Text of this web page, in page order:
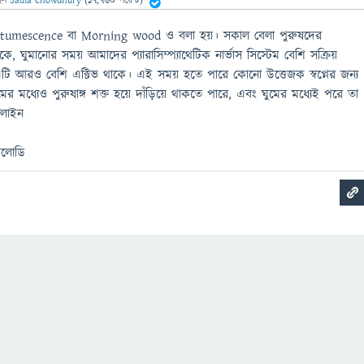
বা Morning wood ও বলা হয়। সকাল বেলা পুরুষদের
ঘুমানোর সময় আমাদের প্যারাসিম্প্যাথেটিক নার্ভাস সিস্টেম বেশি সক্রিয়
আরও বেশি এক্টিভ থাকে। এই সময় হতে পারে কোনো উত্তেজক স্বপ্নের জন্য
মধ্যেও পুরুষাঙ্গ শক্ত হয়ে দাঁড়িয়ে থাকতে পারে, এবং ঘুমের মধ্যেই পরে তা